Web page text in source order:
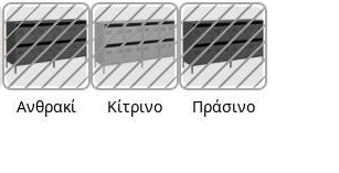
Ανθρακί Κίτρινο Πράσινο